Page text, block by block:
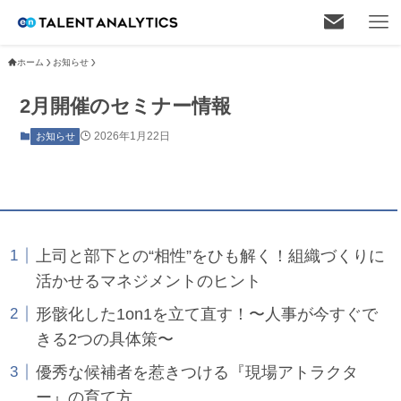
ホーム お知らせ
2月開催のセミナー情報
お知らせ 2026年1月22日
上司と部下との“相性”をひも解く！組織づくりに
活かせるマネジメントのヒント
形骸化した1on1を立て直す！〜人事が今すぐで
きる2つの具体策〜
優秀な候補者を惹きつける『現場アトラクタ
ー』の育て方